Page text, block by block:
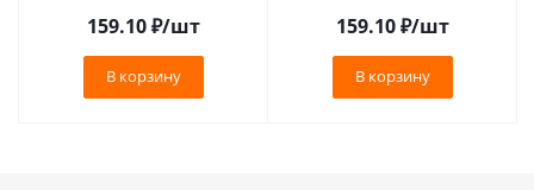
159.10₽/шт
В корзину
159.10₽/шт
В корзину